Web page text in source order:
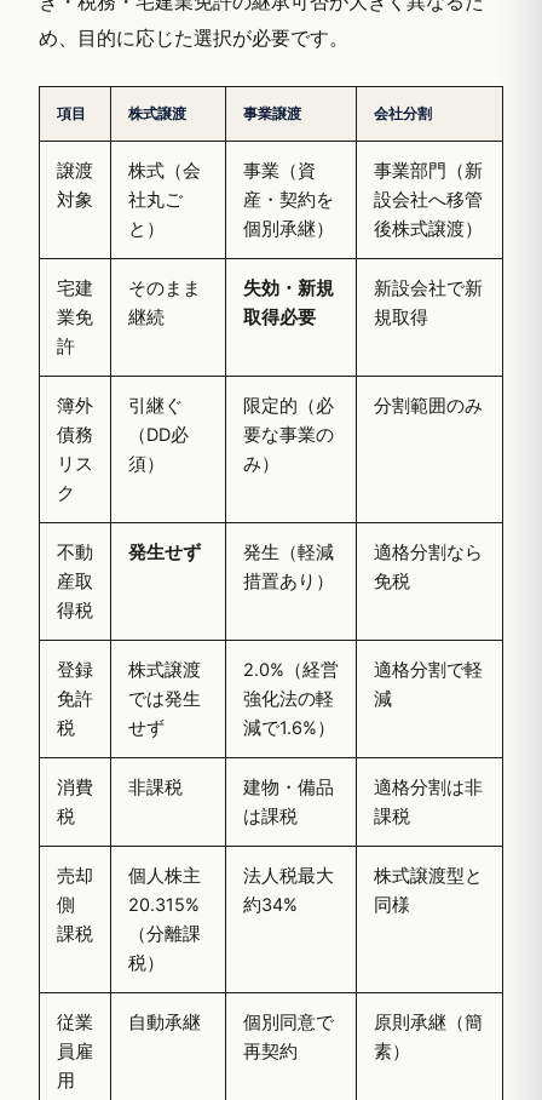
め、目的に応じた選択が必要です。
項目 株式譲渡 事業譲渡 会社分割
譲渡
対象
株式（会
社丸ご
と）
事業（資
産・契約を
個別承継）
事業部門（新
設会社へ移管
後株式譲渡）
宅建
業免
許
そのまま
継続
失効・新規
取得必要
新設会社で新
規取得
簿外
債務
リス
ク
引継ぐ
（DD必
須）
限定的（必
要な事業の
み）
分割範囲のみ
不動
産取
得税
発生せず
発生（軽減
措置あり）
適格分割なら
免税
登録
免許
税
株式譲渡
では発生
せず
2.0%（経営
強化法の軽
減で1.6%）
適格分割で軽
減
消費
税
非課税
建物・備品
は課税
適格分割は非
課税
売却
側
課税
個人株主
20.315%
（分離課
税）
法人税最大
約34%
株式譲渡型と
同様
従業
員雇
用
自動承継
個別同意で
再契約
原則承継（簡
素）